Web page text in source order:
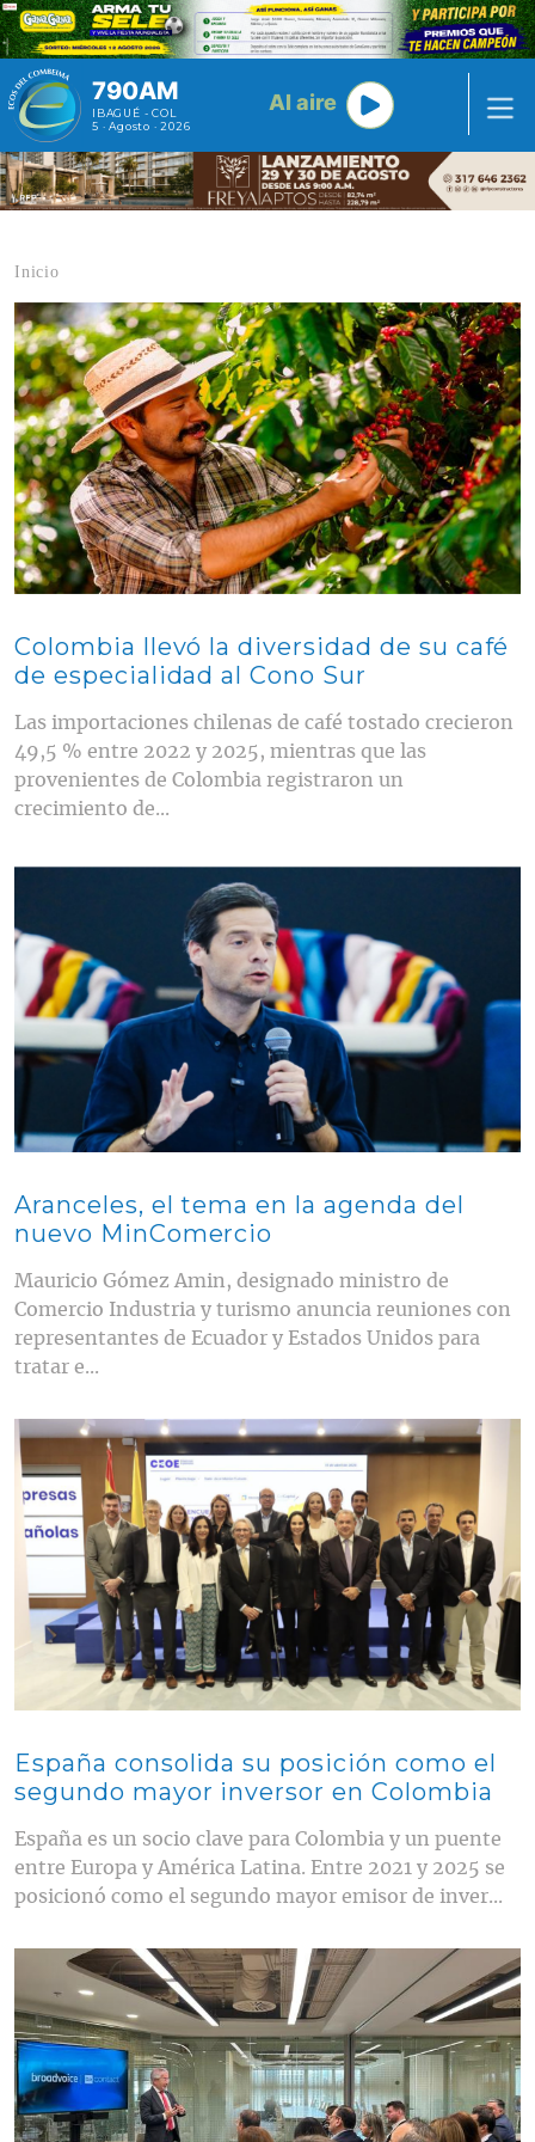
Pasar al contenido principal
790AM
IBAGUÉ - COL
5 · Agosto · 2026
Al aire
Inicio
Contenido multimedia principal
Colombia llevó la diversidad de su café
de especialidad al Cono Sur
Las importaciones chilenas de café tostado crecieron
49,5 % entre 2022 y 2025, mientras que las
provenientes de Colombia registraron un
crecimiento de...
Contenido multimedia principal
Aranceles, el tema en la agenda del
nuevo MinComercio
Mauricio Gómez Amin, designado ministro de
Comercio Industria y turismo anuncia reuniones con
representantes de Ecuador y Estados Unidos para
tratar e...
Contenido multimedia principal
España consolida su posición como el
segundo mayor inversor en Colombia
España es un socio clave para Colombia y un puente
entre Europa y América Latina. Entre 2021 y 2025 se
posicionó como el segundo mayor emisor de inver...
Contenido multimedia principal